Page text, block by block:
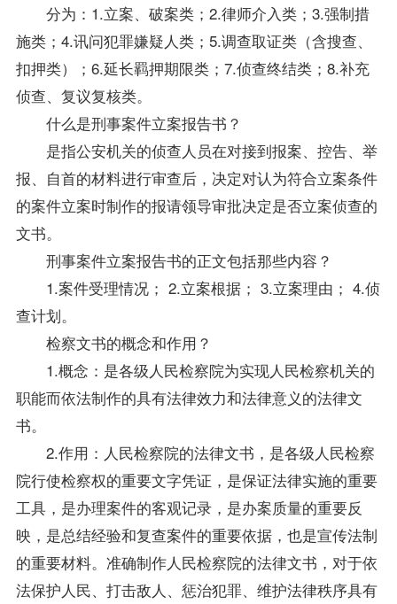
分为：1.立案、破案类；2.律师介入类；3.强制措
施类；4.讯问犯罪嫌疑人类；5.调查取证类（含搜查、
扣押类）；6.延长羁押期限类；7.侦查终结类；8.补充
侦查、复议复核类。
什么是刑事案件立案报告书？
是指公安机关的侦查人员在对接到报案、控告、举
报、自首的材料进行审查后，决定对认为符合立案条件
的案件立案时制作的报请领导审批决定是否立案侦查的
文书。
刑事案件立案报告书的正文包括那些内容？
1.案件受理情况； 2.立案根据； 3.立案理由； 4.侦
查计划。
检察文书的概念和作用？
1.概念：是各级人民检察院为实现人民检察机关的
职能而依法制作的具有法律效力和法律意义的法律文
书。
2.作用：人民检察院的法律文书，是各级人民检察
院行使检察权的重要文字凭证，是保证法律实施的重要
工具，是办理案件的客观记录，是办案质量的重要反
映，是总结经验和复查案件的重要依据，也是宣传法制
的重要材料。准确制作人民检察院的法律文书，对于依
法保护人民、打击敌人、惩治犯罪、维护法律秩序具有